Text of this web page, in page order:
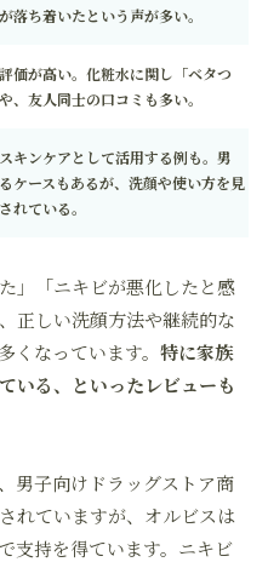
落ち着いたという声が多い。
価が高い。化粧水に関し「ベタつ
、友人同士の口コミも多い。
キンケアとして活用する例も。男
ケースもあるが、洗顔や使い方を見
れている。
」「ニキビが悪化したと感
正しい洗顔方法や継続的な
くなっています。 特に家族
いる、といったレビューも
男子向けドラッグストア商
れていますが、オルビスは
支持を得ています。ニキビ